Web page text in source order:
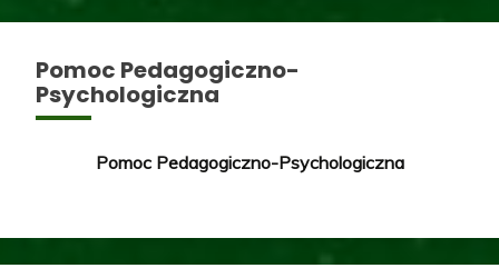
Pomoc Pedagogiczno-
Psychologiczna
Pomoc Pedagogiczno-Psychologiczna